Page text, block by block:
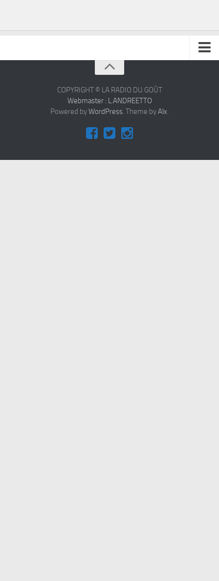
COPYRIGHT © LA RADIO DU GOÛT
Webmaster : L.ANDREETTO
Powered byWordPress. Theme byAlx.